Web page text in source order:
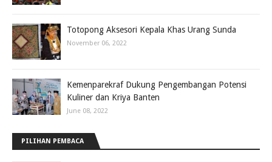
Totopong Aksesori Kepala Khas Urang Sunda
November 06, 2022
Kemenparekraf Dukung Pengembangan Potensi
Kuliner dan Kriya Banten
June 08, 2022
PILIHAN PEMBACA